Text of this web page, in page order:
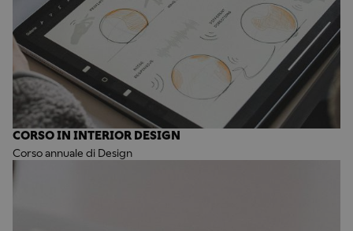
CORSO IN INTERIOR DESIGN
Corso annuale di Design